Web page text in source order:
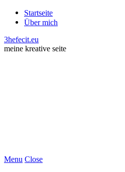
Startseite
Über mich
3hefecit.eu
meine kreative seite
Menu Close